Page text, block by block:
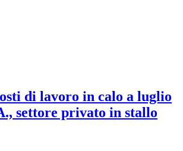
di lavoro in calo a luglio
settore privato in stallo